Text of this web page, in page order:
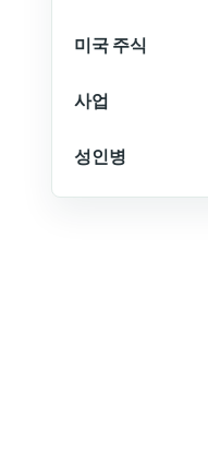
미국 주식
사업
성인병